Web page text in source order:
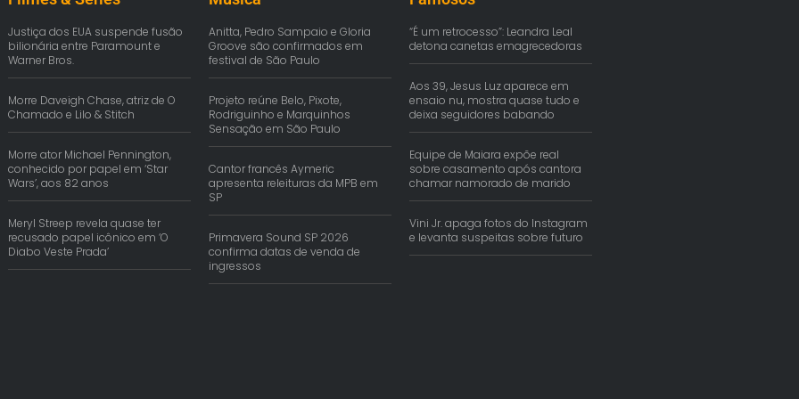
Justiça dos EUA suspende fusão
bilionária entre Paramount e
Warner Bros.
Morre Daveigh Chase, atriz de O
Chamado e Lilo & Stitch
Morre ator Michael Pennington,
conhecido por papel em ‘Star
Wars’, aos 82 anos
Meryl Streep revela quase ter
recusado papel icônico em ‘O
Diabo Veste Prada’
Anitta, Pedro Sampaio e Gloria
Groove são confirmados em
festival de São Paulo
Projeto reúne Belo, Pixote,
Rodriguinho e Marquinhos
Sensação em São Paulo
Cantor francês Aymeric
apresenta releituras da MPB em
SP
Primavera Sound SP 2026
confirma datas de venda de
ingressos
“É um retrocesso”: Leandra Leal
detona canetas emagrecedoras
Aos 39, Jesus Luz aparece em
ensaio nu, mostra quase tudo e
deixa seguidores babando
Equipe de Maiara expõe real
sobre casamento após cantora
chamar namorado de marido
Vini Jr. apaga fotos do Instagram
e levanta suspeitas sobre futuro